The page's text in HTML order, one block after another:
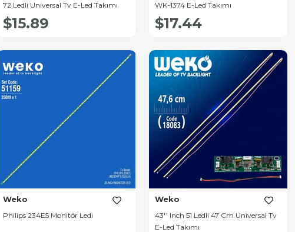
72 Ledli Universal Tv E-Led Takımı
$15.89
WK-1374 E-Led Takımı
$17.44
Weko
Philips 234E5 Monitör Ledi
Weko
43'' Inch 51 Ledli 47 Cm Universal Tv
E-Led Takımı